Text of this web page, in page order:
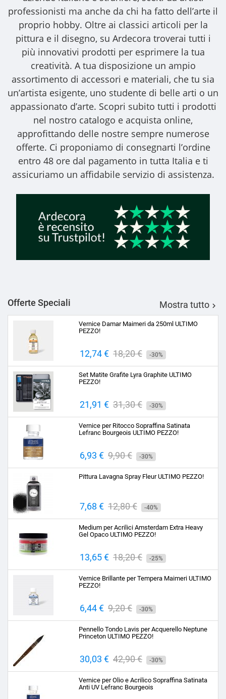
professionisti ma anche da chi ha fatto dell’arte il
proprio hobby. Oltre ai classici articoli per la
pittura e il disegno, su Ardecora troverai tutti i
più innovativi prodotti per esprimere la tua
creatività. A tua disposizione un ampio
assortimento di accessori e materiali, che tu sia
un’artista esigente, uno studente di belle arti o un
appassionato d’arte. Scopri subito tutti i prodotti
nel nostro catalogo e acquista online,
approfittando delle nostre sempre numerose
offerte. Ci proponiamo di consegnarti l’ordine
entro 48 ore dal pagamento in tutta Italia e ti
assicuriamo un affidabile servizio di assistenza.
Offerte Speciali Mostra tutto 
Vernice Damar Maimeri da 250ml ULTIMO
PEZZO!
Prezzo
12,74 € Prezzo
base
18,20 € -30%
Set Matite Grafite Lyra Graphite ULTIMO
PEZZO!
Prezzo
21,91 € Prezzo
base
31,30 € -30%
Vernice per Ritocco Sopraffina Satinata
Lefranc Bourgeois ULTIMO PEZZO!
Prezzo
6,93 € Prezzo
base
9,90 € -30%
Pittura Lavagna Spray Fleur ULTIMO PEZZO!
Prezzo
7,68 € Prezzo
base
12,80 € -40%
Medium per Acrilici Amsterdam Extra Heavy
Gel Opaco ULTIMO PEZZO!
Prezzo
13,65 € Prezzo
base
18,20 € -25%
Vernice Brillante per Tempera Maimeri ULTIMO
PEZZO!
Prezzo
6,44 € Prezzo
base
9,20 € -30%
Pennello Tondo Lavis per Acquerello Neptune
Princeton ULTIMO PEZZO!
Prezzo
30,03 € Prezzo
base
42,90 € -30%
Vernice per Olio e Acrilico Sopraffina Satinata
Anti UV Lefranc Bourgeois